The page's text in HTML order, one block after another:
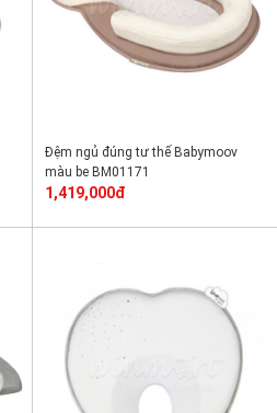
Đệm ngủ đúng tư thế Babymoov
màu be BM01171
1,419,000đ